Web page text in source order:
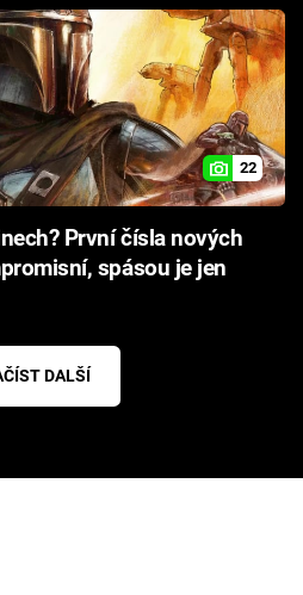
22
První čísla nových
spásou je jen
DALŠÍ